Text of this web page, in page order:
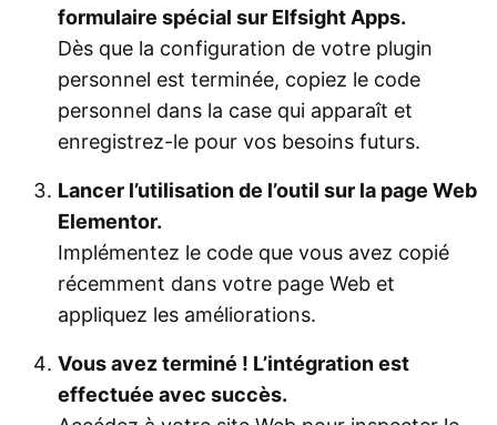
formulaire spécial sur Elfsight Apps.
Dès que la configuration de votre plugin
personnel est terminée, copiez le code
personnel dans la case qui apparaît et
enregistrez-le pour vos besoins futurs.
Lancer l’utilisation de l’outil sur la page Web
Elementor.
Implémentez le code que vous avez copié
récemment dans votre page Web et
appliquez les améliorations.
Vous avez terminé ! L’intégration est
effectuée avec succès.